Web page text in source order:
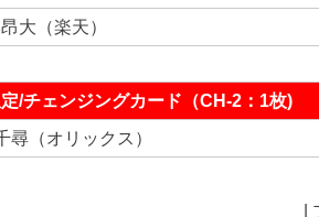
大（楽天）
/チェンジングカード（CH-2：1枚)
尋（オリックス）